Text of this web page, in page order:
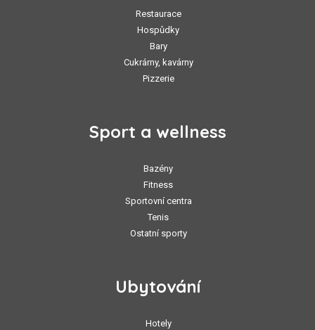
Restaurace
Hospůdky
Bary
Cukrárny, kavárny
Pizzerie
Sport a wellness
Bazény
Fitness
Sportovní centra
Tenis
Ostatní sporty
Ubytování
Hotely